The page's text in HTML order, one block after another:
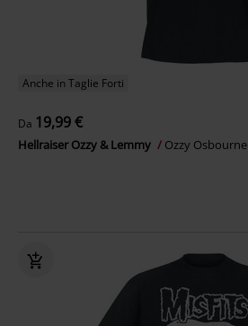
Anche in Taglie Forti
Da 19,99 €
Hellraiser Ozzy & Lemmy Ozzy Osbourne